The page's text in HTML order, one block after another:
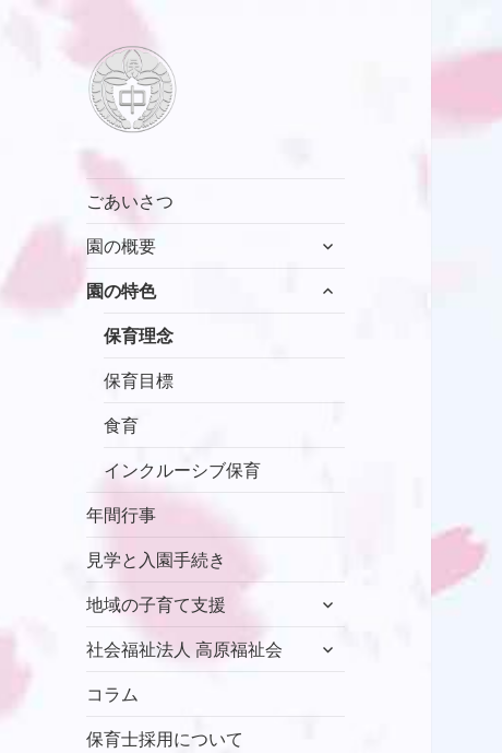
村山中藤保育園
ごあいさつ
園の概要
サ
メ
園の特色
サ
保育理念
保育目標
食育
インクルーシブ保育
年間行事
見学と入園手続き
地域の子育て支援
サ
メ
ー
社会福祉法人 高原福祉会
サ
ニ
コラム
保育士採用について